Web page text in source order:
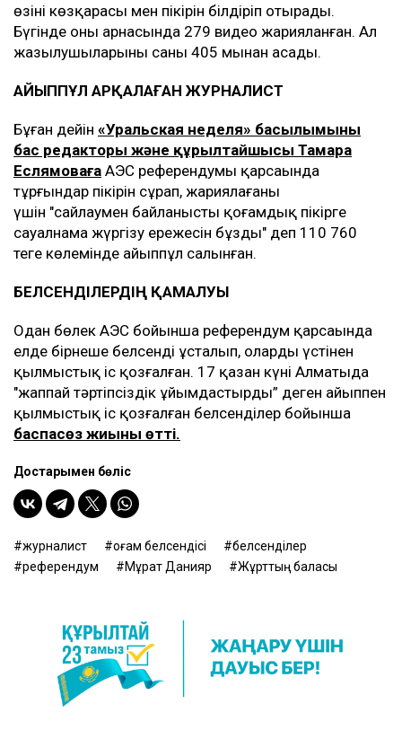
өзінің көзқарасы мен пікірін білдіріп отырады.
Бүгінде оның арнасында 279 видео жарияланған. Ал
жазылушыларының саны 405 мыңнан асады.
АЙЫППҰЛ АРҚАЛАҒАН ЖУРНАЛИСТ
Бұған дейін «Уральская неделя» басылымының
бас редакторы және құрылтайшысы Тамара
Еслямоваға АЭС референдумы қарсаңында
тұрғындар пікірін сұрап, жариялағаны
үшін "сайлаумен байланысты қоғамдық пікірге
сауалнама жүргізу ережесін бұзды" деп 110 760
теңге көлемінде айыппұл салынған.
БЕЛСЕНДІЛЕРДІҢ ҚАМАЛУЫ
Одан бөлек АЭС бойынша референдум қарсаңында
елде бірнеше белсенді ұсталып, олардың үстінен
қылмыстық іс қозғалған. 17 қазан күні Алматыда
"жаппай тәртіпсіздік ұйымдастырды” деген айыппен
қылмыстық іс қозғалған белсенділер бойынша
баспасөз жиыны өтті.
Достарыңмен бөліс
журналист Қоғам белсендісі
белсенділер
референдум
Мұрат Данияр Жұрттың баласы